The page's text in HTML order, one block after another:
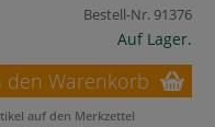
Bestell-Nr. 91376
Auf Lager.
den Warenkorb
auf den Merkzettel